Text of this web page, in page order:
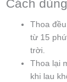
Cách
Thoa
từ 15
trời.
Thoa lại
khi lau